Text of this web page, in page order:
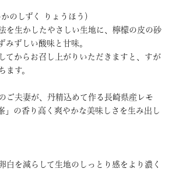
のしずく りょうほう）
を生かしたやさしい生地に、檸檬の皮の砂
みずしい酸味と甘味。
てからお召し上がりいただきますと、すが
ます。
ご夫妻が、丹精込めて作る長崎県産レモ
」の香り高く爽やかな美味しさを生み出し
白を減らして生地のしっとり感をより濃く